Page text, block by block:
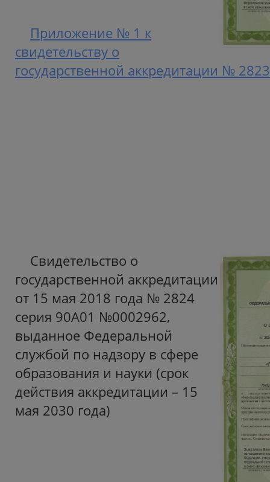
Приложение № 1 к
свидетельству о
государственной аккредитации №
Свидетельство о
государственной аккредитации
от 15 мая 2018 года № 2824
серия 90А01 №0002962,
выданное Федеральной
службой по надзору в сфере
образования и науки (срок
действия аккредитации – 15
мая 2030 года)